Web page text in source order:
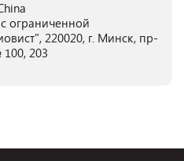
ограниченной
220020, г. Минск, пр-
203